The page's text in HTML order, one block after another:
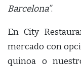
Barcelona”.
En City
mercado con
quinoa o